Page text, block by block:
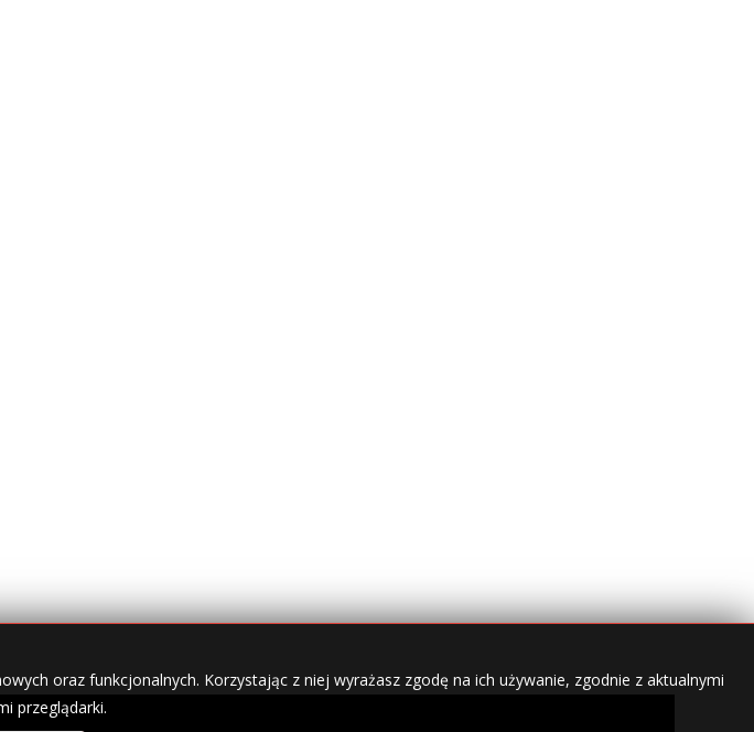
oraz funkcjonalnych. Korzystając z niej wyrażasz zgodę na ich używanie, zgodnie z aktualnymi
przeglądarki.